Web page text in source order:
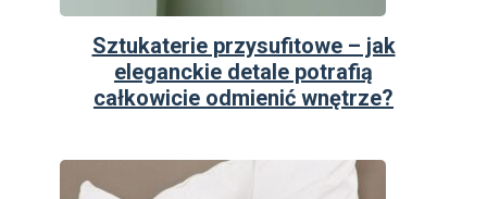
Sztukaterie przysufitowe – jak
eleganckie detale potrafią
całkowicie odmienić wnętrze?